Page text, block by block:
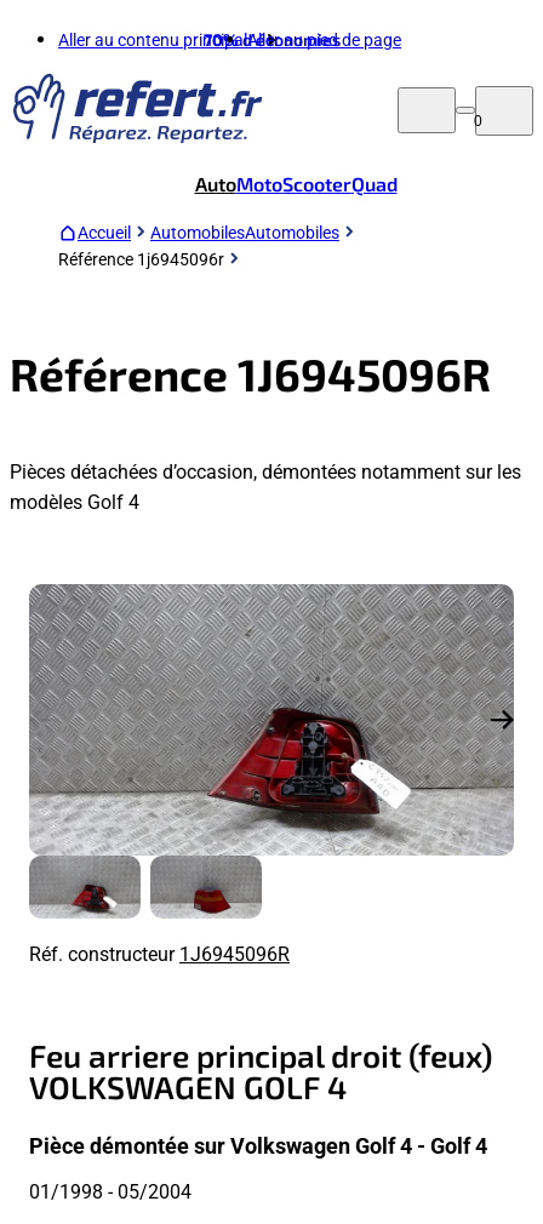
Aller au contenu principalAller au pied de page
70%d'économies
0
AutoMotoScooterQuad
Accueil AutomobilesAutomobiles
Référence 1j6945096r
Référence 1J6945096R
Pièces détachées d’occasion, démontées notamment sur les
modèles Golf 4
Réf. constructeur1J6945096R
Feu arriere principal droit (feux)
VOLKSWAGEN GOLF 4
Pièce démontée sur Volkswagen Golf 4 - Golf 4
01/1998- 05/2004